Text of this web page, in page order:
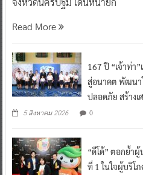
Read More
167 ปี “เจ้าท่า
สู่อนาคต พัฒนา
ปลอดภัย สร้างเ
5 สิงหาคม 2026 0
“ดีโด้” ตอกย้ำ
ที่ 1 ในใจผู้บริโ